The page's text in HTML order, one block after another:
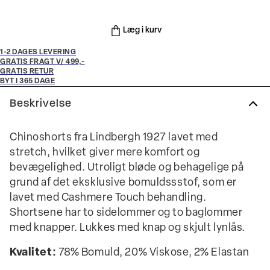
Læg i kurv
1-2 DAGES LEVERING
GRATIS FRAGT V/ 499,-
GRATIS RETUR
BYT I 365 DAGE
Beskrivelse
Chinoshorts fra Lindbergh 1927 lavet med
stretch, hvilket giver mere komfort og
bevægelighed. Utroligt bløde og behagelige på
grund af det eksklusive bomuldssstof, som er
lavet med Cashmere Touch behandling.
Shortsene har to sidelommer og to baglommer
med knapper. Lukkes med knap og skjult lynlås.
Kvalitet: 78% Bomuld, 20% Viskose, 2% Elastan